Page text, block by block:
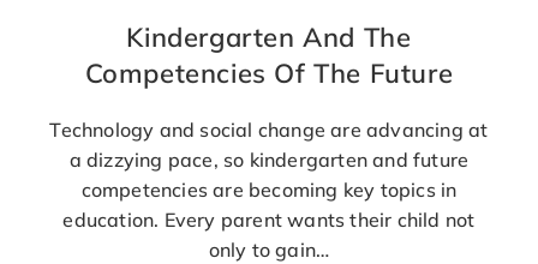
Kindergarten And The
Competencies Of The Future
Technology and social change are advancing at
a dizzying pace, so kindergarten and future
competencies are becoming key topics in
education. Every parent wants their child not
only to gain…